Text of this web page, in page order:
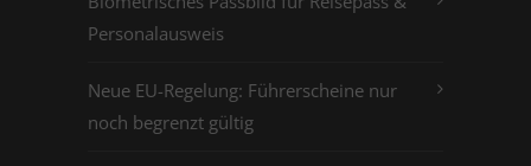
Personalausweis
Neue EU-Regelung: Führerscheine nur
noch begrenzt gültig